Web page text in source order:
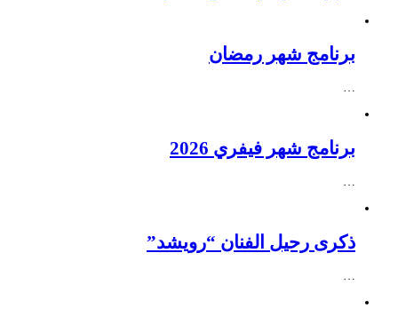
برنامج شهر رمضان
…
برنامج شهر فيفري 2026
…
ذكرى رحيل الفنان “رويشد”
…